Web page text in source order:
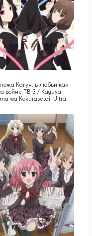
Кагуя: в любви как
войне ТВ-3 / Kaguya-
wa Kokurasetai: Ultra